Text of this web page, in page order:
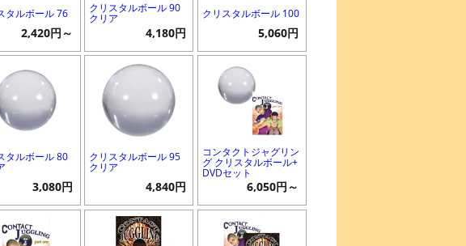
タルボール 76
2,420円～
クリスタルボール 90
クリア
4,180円
クリスタルボール 100
5,060円
タルボール 80
3,080円
クリスタルボール 95
クリア
4,840円
コンタクトジャグリン
グ クリスタルボール+
DVDセット
6,050円～